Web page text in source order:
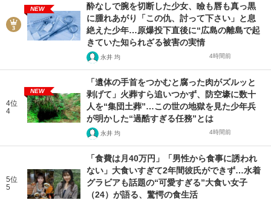
NEW
酔なしで腕を切断した少女、瞼も唇も真っ黒
に腫れあがり「この仇、討って下さい」と息
絶えた少年…原爆投下直後に“広島の離島で起
きていた知られざる被害の実情
永井 均 4時間前
4位
4
NEW
「遺体の手首をつかむと腐った肉がズルッと
剥げて」火葬すら追いつかず、防空壕に数十
人を“集団土葬”…この世の地獄を見た少年兵
が明かした“過酷すぎる任務”とは
永井 均 4時間前
5位
5
「食費は月40万円」「男性から食事に誘われ
ない」大食いすぎて2年間彼氏ができず…水着
グラビアも話題の“可愛すぎる”大食い女子
（24）が語る、驚愕の食生活